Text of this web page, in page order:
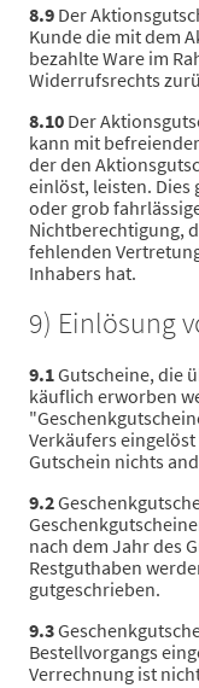
8.9 Der
Kunde die mit dem
bezahlte Ware im
Widerrufsrechts
8.10 Der
kann mit
der den
einlöst, leisten. Dies
oder grob
Nichtberechtigung,
fehlenden
Inhabers hat.
9) Einlösung
9.1Gutscheine, die
käuflich erworben
Verkäufers
Gutschein nichts
9.2
nach dem Jahr des
Restguthaben
gutgeschrieben.
9.3
Bestellvorgangs
Verrechnung ist